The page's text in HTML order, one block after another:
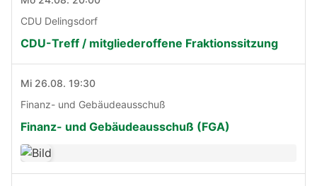
CDU Delingsdorf
CDU-Treff / mitgliederoffene Fraktionssitzung
Mi 26.08. 19:30
Finanz- und Gebäudeausschuß
Finanz- und Gebäudeausschuß (FGA)